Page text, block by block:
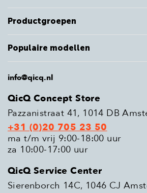
Productgroepen
Populaire modellen
info@qicq.nl
QicQ Concept Store
Pazzanistraat 41, 1014 DB
+31 (0)20 705 23 50
ma t/m vrij 9:00-18:00 uur
za 10:00-17:00 uur
QicQ Service Center
Sierenborch 14C, 1046 CJ